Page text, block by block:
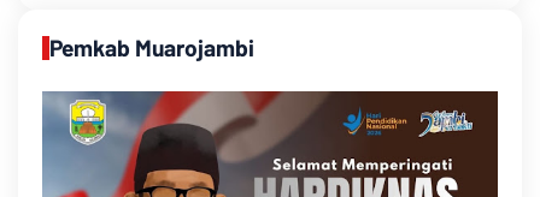
Pemkab Muarojambi